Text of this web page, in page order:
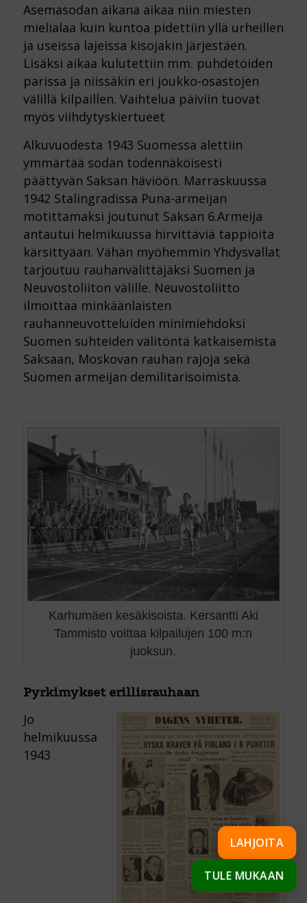
Asemasodan aikana aikaa niin miesten
mielialaa kuin kuntoa pidettiin yllä urheillen
ja useissa lajeissa kisojakin järjestäen.
Lisäksi aikaa kulutettiin mm. puhdetöiden
parissa ja niissäkin eri joukko-osastojen
välillä kilpaillen. Vaihtelua päiviin tuovat
myös viihdytyskiertueet
Alkuvuodesta 1943 Suomessa alettiin
ymmärtää sodan todennäköisesti
päättyvän Saksan häviöön. Marraskuussa
1942 Stalingradissa Puna-armeijan
motittamaksi joutunut Saksan 6.Armeija
antautui helmikuussa hirvittäviä tappioita
kärsittyään. Vähän myöhemmin Yhdysvallat
tarjoutuu rauhanvälittäjäksi Suomen ja
Neuvostoliiton välille. Neuvostoliitto
ilmoittaa minkäänlaisten
rauhanneuvotteluiden minimiehdoksi
Suomen suhteiden välitöntä katkaisemista
Saksaan, Moskovan rauhan rajoja sekä
Suomen armeijan demilitarisoimista.
Karhumäen kesäkisoista. Kersantti Aki
Tammisto voittaa kilpailujen 100 m:n
juoksun.
Pyrkimykset erillisrauhaan
Jo
helmikuussa
1943
LAHJOITA
TULE MUKAAN